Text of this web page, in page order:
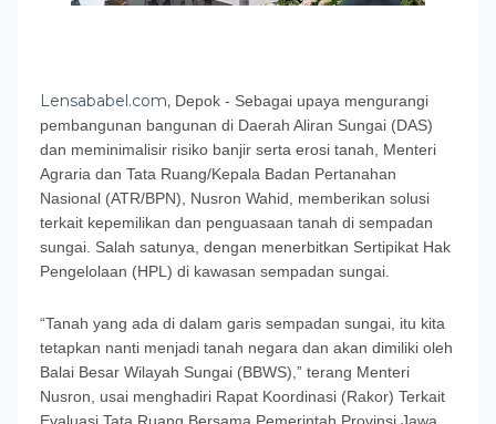
Lensababel.com, Depok - Sebagai upaya mengurangi
pembangunan bangunan di Daerah Aliran Sungai (DAS)
dan meminimalisir risiko banjir serta erosi tanah, Menteri
Agraria dan Tata Ruang/Kepala Badan Pertanahan
Nasional (ATR/BPN), Nusron Wahid, memberikan solusi
terkait kepemilikan dan penguasaan tanah di sempadan
sungai. Salah satunya, dengan menerbitkan Sertipikat Hak
Pengelolaan (HPL) di kawasan sempadan sungai.
“Tanah yang ada di dalam garis sempadan sungai, itu kita
tetapkan nanti menjadi tanah negara dan akan dimiliki oleh
Balai Besar Wilayah Sungai (BBWS),” terang Menteri
Nusron, usai menghadiri Rapat Koordinasi (Rakor) Terkait